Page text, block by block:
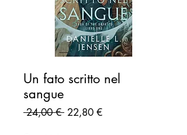
Un fato scritto nel
sangue
24,00 € Prezzo
22,80 €Prezzo